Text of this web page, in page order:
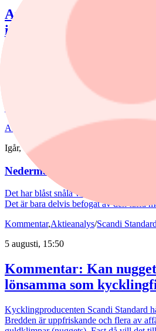
Analytikern: Tre
investmentbolag
I den här artikeln lyfter vi fram de tre
uppvisar den starkaste tekniska bilden
Score, som sammanfattar den tekniska
en skala från –100 till +100, där högre
köpsignal och lägre värden en starkare
Aktieanalys
Nederman
Igår, 15:55
Nederman: Vändning i sikte?
Det har blåst snåla vindar runt
Det är bara delvis befogat av den tuffa
Kommentar,Aktieanalys/Scandi Standard
5 augusti, 15:50
Kommentar: Kan
lönsamma som
Kycklingproducenten Scandi Standard
Bredden är uppfriskande och flera av